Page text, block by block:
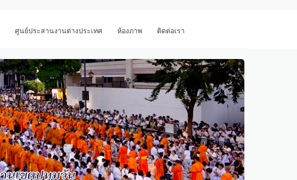
ศูนย์ประสานงานต่างประเทศ ห้องภาพ
ติดต่อเรา